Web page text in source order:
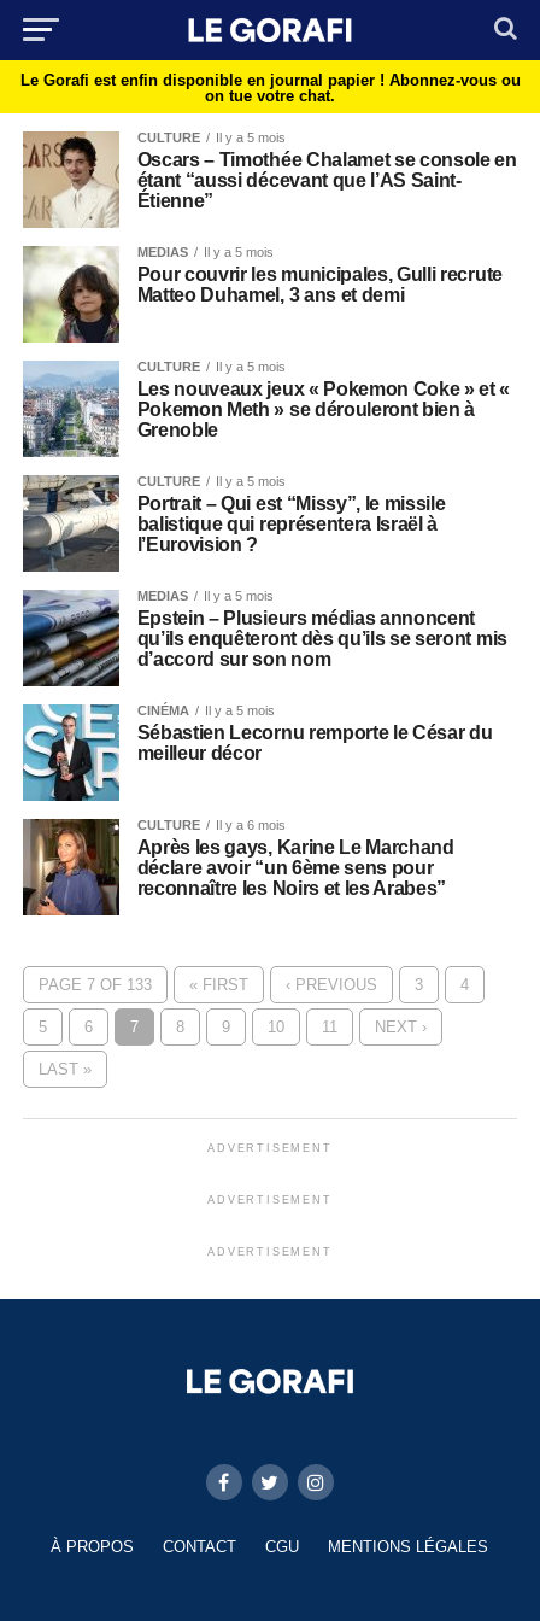
Le Gorafi est enfin disponible en journal papier ! Abonnez-vous ou
on tue votre chat.
CULTURE Il y a 5 mois
Oscars – Timothée Chalamet se console en
étant “aussi décevant que l’AS Saint-
Étienne”
MEDIAS Il y a 5 mois
Pour couvrir les municipales, Gulli recrute
Matteo Duhamel, 3 ans et demi
CULTURE Il y a 5 mois
Les nouveaux jeux « Pokemon Coke » et «
Pokemon Meth » se dérouleront bien à
Grenoble
CULTURE Il y a 5 mois
Portrait – Qui est “Missy”, le missile
balistique qui représentera Israël à
l’Eurovision ?
MEDIAS Il y a 5 mois
Epstein – Plusieurs médias annoncent
qu’ils enquêteront dès qu’ils se seront mis
d’accord sur son nom
CINÉMA Il y a 5 mois
Sébastien Lecornu remporte le César du
meilleur décor
CULTURE Il y a 6 mois
Après les gays, Karine Le Marchand
déclare avoir “un 6ème sens pour
reconnaître les Noirs et les Arabes”
PAGE 7 OF 133 « FIRST ‹ PREVIOUS 3 4
5 6 7 8 9 10 11 NEXT ›
LAST »
ADVERTISEMENT
ADVERTISEMENT
ADVERTISEMENT
À PROPOS CONTACT CGU MENTIONS LÉGALES